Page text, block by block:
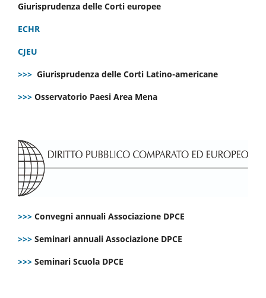
Giurisprudenza delle Corti europee
ECHR
CJEU
>>> Giurisprudenza delle Corti Latino-americane
>>> Osservatorio Paesi Area Mena
>>> Convegni annuali Associazione DPCE
>>> Seminari annuali Associazione DPCE
>>> Seminari Scuola DPCE